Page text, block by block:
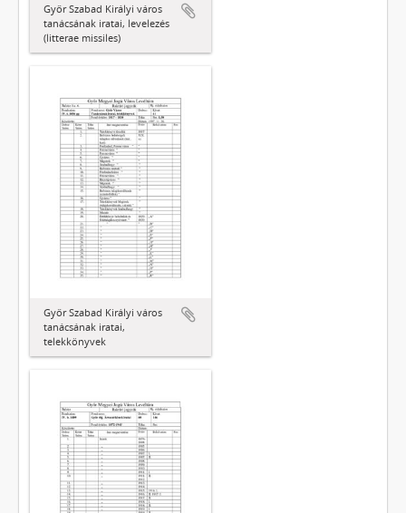
Győr Szabad Királyi város
tanácsának iratai, levelezés
(litterae missiles)
Győr Szabad Királyi város
tanácsának iratai,
telekkönyvek